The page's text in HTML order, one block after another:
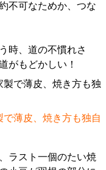
不可なためか、つな
時、道の不慣れさ
がもどかしい！
薄皮、焼き方も独自
ラスト一個のたい焼